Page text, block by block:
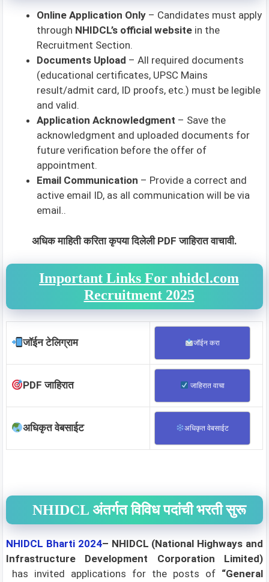
Online Application Only – Candidates must apply
through NHIDCL’s official website in the
Recruitment Section.
Documents Upload – All required documents
(educational certificates, UPSC Mains
result/admit card, ID proofs, etc.) must be legible
and valid.
Application Acknowledgment – Save the
acknowledgment and uploaded documents for
future verification before the offer of
appointment.
Email Communication – Provide a correct and
active email ID, as all communication will be via
email..
अधिक माहिती करिता कृपया दिलेली PDF जाहिरात वाचावी.
Important Links For nhidcl.com
Recruitment 2025
जॉईन टेलिग्राम जॉईन करा
PDF जाहिरात जाहिरात वाचा
अधिकृत वेबसाईट अधिकृत वेबसाईट
NHIDCL अंतर्गत विविध पदांची भरती सुरू
NHIDCL Bharti 2024– NHIDCL (National Highways and
Infrastructure Development Corporation Limited)
has invited applications for the posts of “General